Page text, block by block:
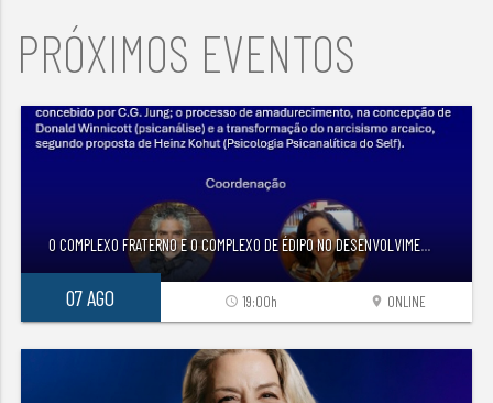
PRÓXIMOS EVENTOS
O COMPLEXO FRATERNO E O COMPLEXO DE ÉDIPO NO DESENVOLVIME...
07 AGO location_on ONLINE
access_time 19:00h